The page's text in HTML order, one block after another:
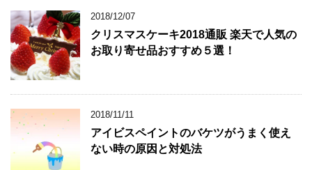
2018/12/07
クリスマスケーキ2018通販 楽天で人気の
お取り寄せ品おすすめ５選！
2018/11/11
アイビスペイントのバケツがうまく使え
ない時の原因と対処法